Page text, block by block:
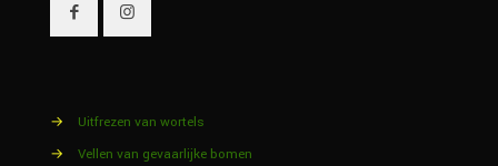
→
Uitfrezen van wortels
→
Vellen van gevaarlijke bomen